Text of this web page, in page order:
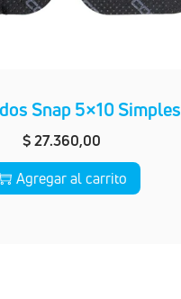
Snap 5×10 Simples
$27.360,00
Agregar al carrito